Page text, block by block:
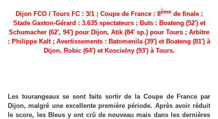
Dijon FCO / Tours FC : 3/1 ; Coupe de France : 8èmede finale ;
Stade Gaston-Gérard : 3.635 spectateurs ; Buts : Boateng (52') et
Schumacher (62', 94') pour Dijon, Atik (84' sp.) pour Tours ; Arbitre
: Philippe Kalt ; Avertissements : Batomenila (39') et Boateng (81') à
Dijon, Robic (64') et Koscielny (93') à Tours.
Les tourangeaux se sont faits sortir de la Coupe de France par
Dijon, malgré une excellente première période. Après avoir réduit
le score, les Bleus y ont crû de nouveau mais dans les dernières